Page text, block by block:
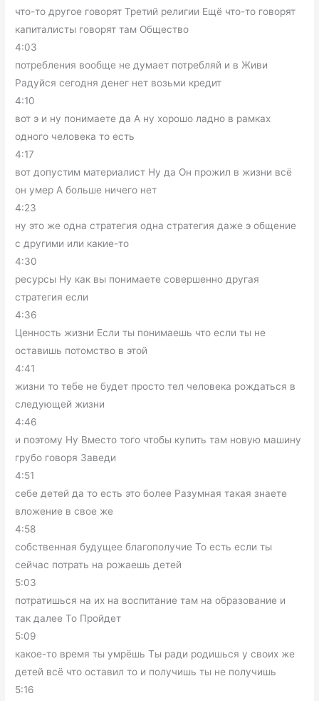
что-то другое говорят Третий религии Ещё что-то говорят
капиталисты говорят там Общество
4:03
потребления вообще не думает потребляй и в Живи
Радуйся сегодня денег нет возьми кредит
4:10
вот э и ну понимаете да А ну хорошо ладно в рамках
одного человека то есть
4:17
вот допустим материалист Ну да Он прожил в жизни всё
он умер А больше ничего нет
4:23
ну это же одна стратегия одна стратегия даже э общение
с другими или какие-то
4:30
ресурсы Ну как вы понимаете совершенно другая
стратегия если
4:36
Ценность жизни Если ты понимаешь что если ты не
оставишь потомство в этой
4:41
жизни то тебе не будет просто тел человека рождаться в
следующей жизни
4:46
и поэтому Ну Вместо того чтобы купить там новую машину
грубо говоря Заведи
4:51
себе детей да то есть это более Разумная такая знаете
вложение в свое же
4:58
собственная будущее благополучие То есть если ты
сейчас потрать на рожаешь детей
5:03
потратишься на их на воспитание там на образование и
так далее То Пройдет
5:09
какое-то время ты умрёшь Ты ради родишься у своих же
детей всё что оставил то и получишь ты не получишь
5:16